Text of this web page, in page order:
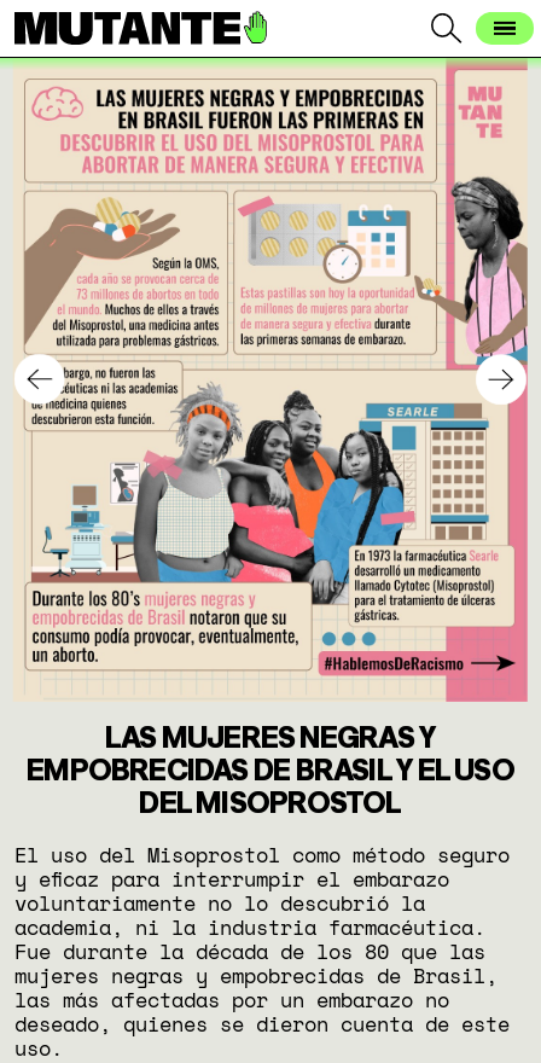
LAS MUJERES NEGRAS Y
EMPOBRECIDAS DE BRASIL Y EL USO
DEL MISOPROSTOL
El uso del Misoprostol como método seguro
y eficaz para interrumpir el embarazo
voluntariamente no lo descubrió la
academia, ni la industria farmacéutica.
Fue durante la década de los 80 que las
mujeres negras y empobrecidas de Brasil,
las más afectadas por un embarazo no
deseado, quienes se dieron cuenta de este
uso.